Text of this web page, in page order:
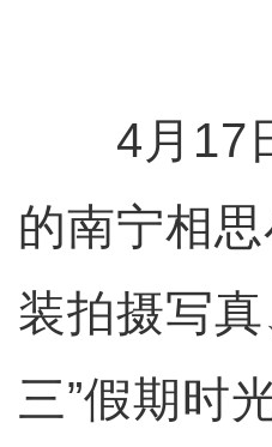
4月17日
的南宁相
装拍摄写
三”假期时